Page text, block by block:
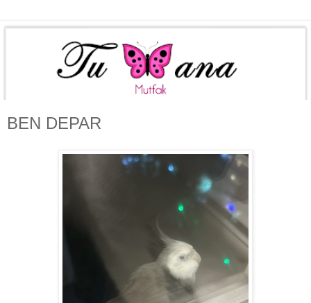
BEN DEPAR